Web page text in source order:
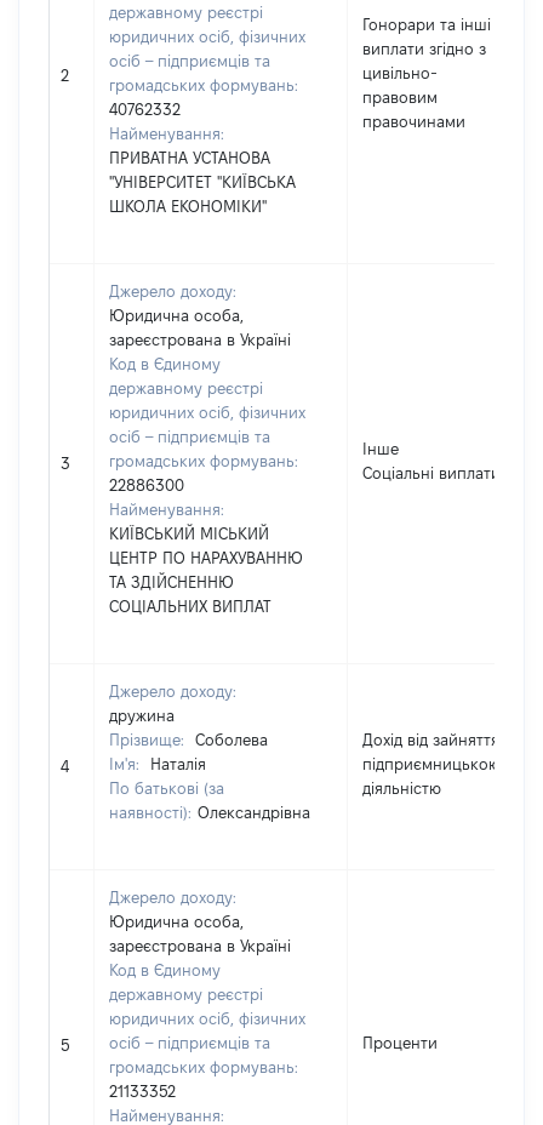
2
державному реєстрі
юридичних осіб, фізичних
осіб – підприємців та
громадських формувань:
40762332
Найменування:
ПРИВАТНА УСТАНОВА
"УНІВЕРСИТЕТ "КИЇВСЬКА
ШКОЛА ЕКОНОМІКИ"
Гонорари та інші
виплати згідно з
цивільно-
правовим
правочинами
3
Джерело доходу:
Юридична особа,
зареєстрована в Україні
Код в Єдиному
державному реєстрі
юридичних осіб, фізичних
осіб – підприємців та
громадських формувань:
22886300
Найменування:
КИЇВСЬКИЙ МІСЬКИЙ
ЦЕНТР ПО НАРАХУВАННЮ
ТА ЗДІЙСНЕННЮ
СОЦІАЛЬНИХ ВИПЛАТ
Інше
Соціальні виплати
4
Джерело доходу:
дружина
Прізвище:
Соболева
Ім'я:
Наталія
По батькові (за
наявності): Олександрівна
Дохід від зайняття
підприємницькою
діяльністю
5
Джерело доходу:
Юридична особа,
зареєстрована в Україні
Код в Єдиному
державному реєстрі
юридичних осіб, фізичних
осіб – підприємців та
громадських формувань:
21133352
Найменування:
Проценти